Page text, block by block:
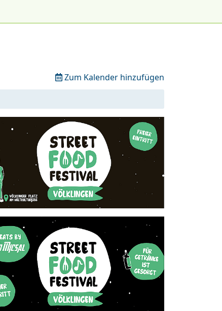
Zum Kalender hinzufügen